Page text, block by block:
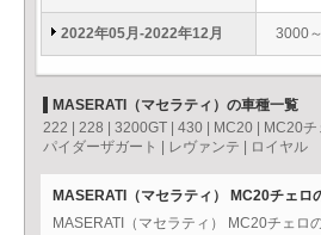
2022年05月-2022年12月 3000
MASERATI（マセラティ）の車種一覧
222
228 3200GT 430 MC20 MC20チ
パイダーザガート
レヴァンテ ロイヤル
MASERATI（マセラティ） MC20チェロ
MASERATI（マセラティ） MC20チェロ